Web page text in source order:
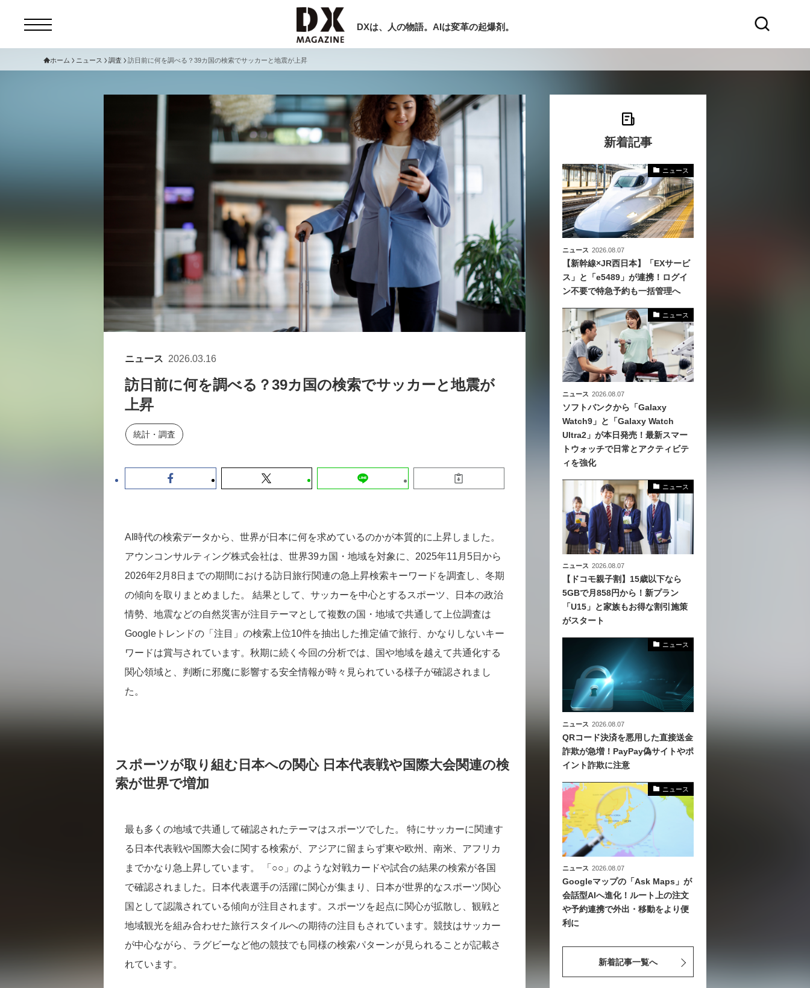
DXは、人の物語。AIは変革の起爆剤。
セミナー ニュース
サービスメニュー 日本オムニチャネル協会
トップページ
特集
動画
サイトマップ
お問い合わせ
個人情報保護法について
運営会社
採用情報
現在開催予定のセミナー
セミナー
非公開: 【8/6開催】AIエージェント時
代、日本企業は何から始めるべきか。〜
シリコンバレーAX最新潮流から学ぶ〜
2026-08-03
【8/12開催】「イノベーションを数値化
する」～投資される事業の基準と、終活
DX「SouSou」に学ぶ資金調達・巻き込
ホーム ニュース 調査 訪日前に何を調べる？39カ国の検索でサッカーと地震が上昇
ニュース 2026.03.16
訪日前に何を調べる？39カ国の検索でサッカーと地震が
上昇
統計・調査
AI時代の検索データから、世界が日本に何を求めているのかが本質的に上昇しました。
アウンコンサルティング株式会社は、世界39カ国・地域を対象に、2025年11月5日から
2026年2月8日までの期間における訪日旅行関連の急上昇検索キーワードを調査し、冬期
の傾向を取りまとめました。 結果として、サッカーを中心とするスポーツ、日本の政治
情勢、地震などの自然災害が注目テーマとして複数の国・地域で共通して上位調査は
Googleトレンドの「注目」の検索上位10件を抽出した推定値で旅行、かなりしないキー
ワードは賞与されています。秋期に続く今回の分析では、国や地域を越えて共通化する
関心領域と、判断に邪魔に影響する安全情報が時々見られている様子が確認されまし
た。
スポーツが取り組む日本への関心 日本代表戦や国際大会関連の検
索が世界で増加
最も多くの地域で共通して確認されたテーマはスポーツでした。 特にサッカーに関連す
る日本代表戦や国際大会に関する検索が、アジアに留まらず東や欧州、南米、アフリカ
までかなり急上昇しています。 「○○」のような対戦カードや試合の結果の検索が各国
で確認されました。日本代表選手の活躍に関心が集まり、日本が世界的なスポーツ関心
国として認識されている傾向が注目されます。スポーツを起点に関心が拡散し、観戦と
地域観光を組み合わせた旅行スタイルへの期待の注目もされています。競技はサッカー
が中心ながら、ラグビーなど他の競技でも同様の検索パターンが見られることが記載さ
れています。
新着記事
ニュース
ニュース 2026.08.07
【新幹線×JR西日本】「EXサービ
ス」と「e5489」が連携！ログイ
ン不要で特急予約も一括管理へ
ニュース
ニュース 2026.08.07
ソフトバンクから「Galaxy
Watch9」と「Galaxy Watch
Ultra2」が本日発売！最新スマー
トウォッチで日常とアクティビテ
ィを強化
ニュース
ニュース 2026.08.07
【ドコモ親子割】15歳以下なら
5GBで月858円から！新プラン
「U15」と家族もお得な割引施策
がスタート
ニュース
ニュース 2026.08.07
QRコード決済を悪用した直接送金
詐欺が急増！PayPay偽サイトやポ
イント詐欺に注意
ニュース
ニュース 2026.08.07
Googleマップの「Ask Maps」が
会話型AIへ進化！ルート上の注文
や予約連携で外出・移動をより便
利に
新着記事一覧へ